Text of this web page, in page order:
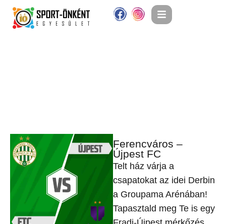
Ferencváros –
Újpest FC
Telt ház várja a
csapatokat az idei Derbin
a Groupama Arénában!
Tapasztald meg Te is egy